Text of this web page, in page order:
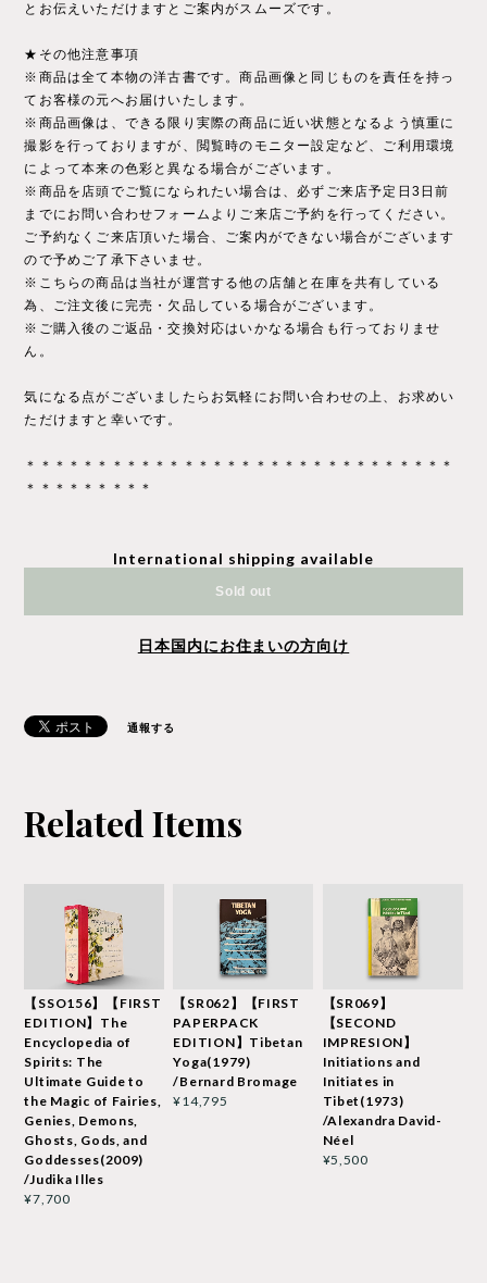
とお伝えいただけますとご案内がスムーズです。
★その他注意事項
※商品は全て本物の洋古書です。商品画像と同じものを責任を持っ
てお客様の元へお届けいたします。
※商品画像は、できる限り実際の商品に近い状態となるよう慎重に
撮影を行っておりますが、閲覧時のモニター設定など、ご利用環境
によって本来の色彩と異なる場合がございます。
※商品を店頭でご覧になられたい場合は、必ずご来店予定日3日前
までにお問い合わせフォームよりご来店ご予約を行ってください。
ご予約なくご来店頂いた場合、ご案内ができない場合がございます
ので予めご了承下さいませ。
※こちらの商品は当社が運営する他の店舗と在庫を共有している
為、ご注文後に完売・欠品している場合がございます。
※ご購入後のご返品・交換対応はいかなる場合も行っておりませ
ん。
気になる点がございましたらお気軽にお問い合わせの上、お求めい
ただけますと幸いです。
＊＊＊＊＊＊＊＊＊＊＊＊＊＊＊＊＊＊＊＊＊＊＊＊＊＊＊＊＊＊
＊＊＊＊＊＊＊＊＊
International shipping available
Sold out
日本国内にお住まいの方向け
通報する
Related Items
【SSO156】【FIRST
EDITION】The
Encyclopedia of
Spirits: The
Ultimate Guide to
the Magic of Fairies,
Genies, Demons,
Ghosts, Gods, and
Goddesses(2009)
/Judika Illes
¥7,700
【SR062】【FIRST
PAPERPACK
EDITION】Tibetan
Yoga(1979)
/Bernard Bromage
¥14,795
【SR069】
【SECOND
IMPRESION】
Initiations and
Initiates in
Tibet(1973)
/Alexandra David-
Néel
¥5,500